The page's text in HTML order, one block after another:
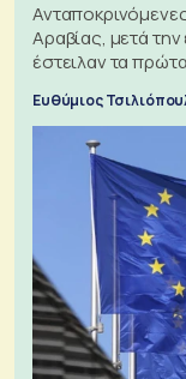
Αραβίας, μετά την
έστειλαν τα
Ευθύμιος